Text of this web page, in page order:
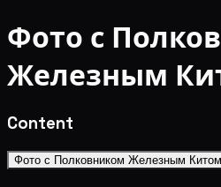
Фото с
Железным
Content
Фото с Полковником Железным Китом